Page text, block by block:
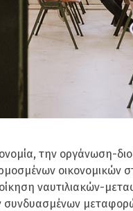
την οργάνωση-
οικονομικών
ναυτιλιακών-
συνδυασμένων